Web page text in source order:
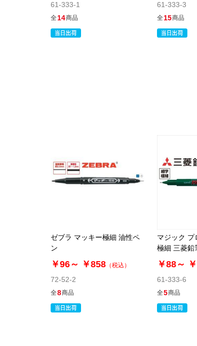
61-333-1
全14商品
61-333-3
全15商品
ゼブラ マッキー極細 油性ペ
ン
￥96～ ￥858 （税込）
72-52-2
全8商品
マジック プ
極細 三菱鉛
￥88～
61-333-6
全5商品